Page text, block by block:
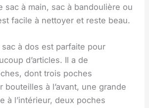
sac à main, sac à bandoulière ou
facile à nettoyer et reste beau.
à dos est parfaite pour
d’articles. Il a de
dont trois poches
bouteilles à l’avant, une grande
à l’intérieur, deux poches